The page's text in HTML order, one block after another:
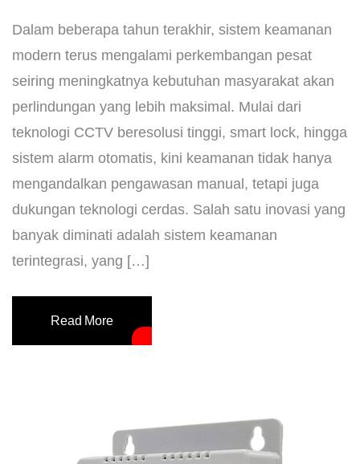
Dalam beberapa tahun terakhir, sistem keamanan
modern terus mengalami perkembangan pesat
seiring meningkatnya kebutuhan masyarakat akan
perlindungan yang lebih maksimal. Mulai dari
teknologi CCTV beresolusi tinggi, smart lock, hingga
sistem alarm otomatis, kini keamanan tidak hanya
mengandalkan pengawasan manual, tetapi juga
dukungan teknologi cerdas. Salah satu inovasi yang
banyak diminati adalah sistem keamanan
terintegrasi, yang […]
Read More